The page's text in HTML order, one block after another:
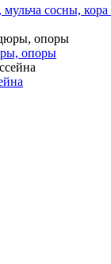
сосны,
опоры